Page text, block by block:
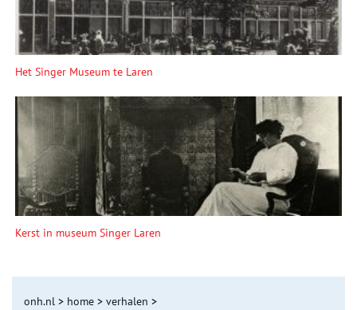
Het Singer Museum te Laren
Kerst in museum Singer Laren
onh.nl > home > verhalen >